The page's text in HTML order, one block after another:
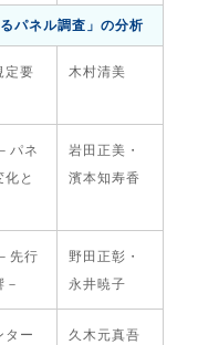
パネル調査」の分析
定要
木村清美
パネ
と
岩田正美・
濱本知寿香
先行
野田正彰・
永井暁子
ター
久木元真吾